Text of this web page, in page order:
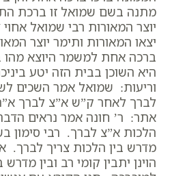
מתנה בשם שמואל זו ברכת
יוצר המאורות רבי שמואל אחוי
יצאו המאורות ותימר יוצר
ברכה אחת למשמר היוצא מהו
היא השוכן בבית הזה יטע
וריעות: שמואל אמר השכים
לברך לאחר ק”ש א”צ לברך
אתר: ר’ חונה אמר נראים
הלכות א”צ לברך. רבי סימון
מדרש בין הלכות צריך לברך.
הוינן יתבין קומי רב ובין מדרש